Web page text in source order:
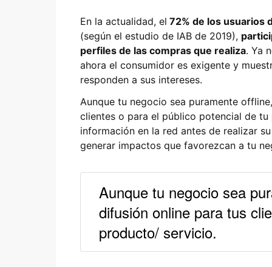
En la actualidad, el 72% de los usuarios
(según el estudio de IAB de 2019),
perfiles de las compras que realiza. Ya
ahora el consumidor es exigente y
responden a sus intereses.
Aunque tu negocio sea puramente offline,
clientes o para el público potencial de
información en la red antes de realizar
generar impactos que favorezcan a tu
Aunque tu negocio sea
difusión online para tus
producto/ servicio.